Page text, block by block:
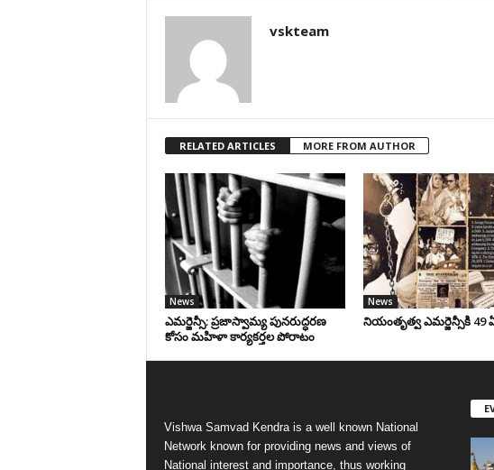
vskteam
RELATED ARTICLES MORE FROM AUTHOR
News
ఎమర్జెన్సీ: ప్రజాస్వామ్య పునరుద్ధరణ
కోసం మహిళా కార్యకర్తల పోరాటం
News
నియంతృత్వ ఎమర్జెన్సీకి 49
Vishwa Samvad Kendra is a well known National
Network known for providing news and views of
National interest and importance, thus working